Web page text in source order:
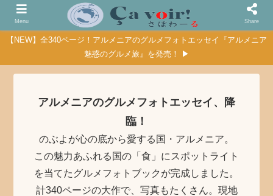
【NEW】全340ページ！アルメニアのグルメフォトエッセイ『アルメニア
魅惑のグルメ旅』を発売！ ▶
アルメニアのグルメフォトエッセイ、降
臨！
のぶよが心の底から愛する国・アルメニア。
この魅力あふれる国の「食」にスポットライト
を当てたグルメフォトブックが完成しました。
計340ページの大作で、写真もたくさん。現地
Menu Share